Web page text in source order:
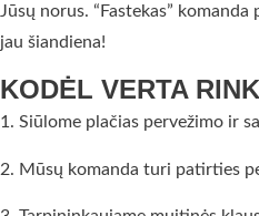
Jūsų norus. “Fastekas”
jau šiandiena!
KODĖL VERTA
1. Siūlome plačias pervežimo ir
2. Mūsų komanda turi patirties